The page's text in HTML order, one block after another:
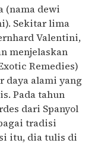
(nama dewi
Sekitar lima
Valentini,
menjelaskan
Remedies)
daya alami yang
Pada tahun
dari Spanyol
tradisi
itu, dia tulis di